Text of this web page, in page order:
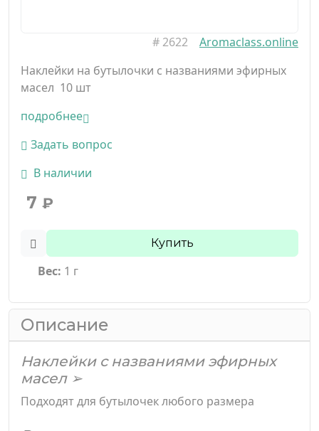
# 2622
Aromaclass.online
Наклейки на бутылочки с названиями эфирных
масел 10 шт
подробнее
Задать вопрос
В наличии
7 ₽
Купить
Вес: 1 г
Описание
Наклейки с названиями эфирных
масел ➢
Подходят для бутылочек любого размера